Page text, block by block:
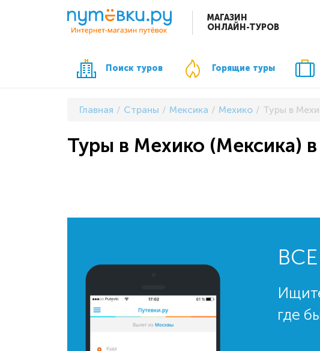
МАГАЗИН
ОНЛАЙН-ТУРОВ
Поиск туров Горящие туры
Главная Страны Мексика Мехико Туры в
Туры в Мехико (Мексика)
где